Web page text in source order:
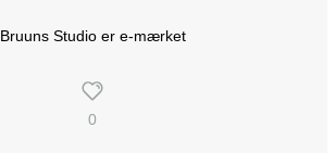
Bruuns Studio er e-mærket
0